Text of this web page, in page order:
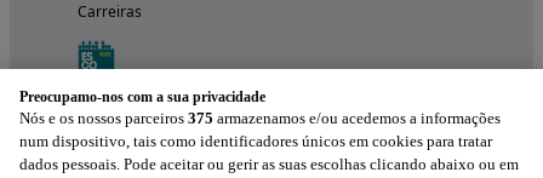
Carreiras
Preocupamo-nos com a sua privacidade
Nós e os nossos parceiros 375 armazenamos e/ou acedemos a informações
num dispositivo, tais como identificadores únicos em cookies para tratar
dados pessoais. Pode aceitar ou gerir as suas escolhas clicando abaixo ou em